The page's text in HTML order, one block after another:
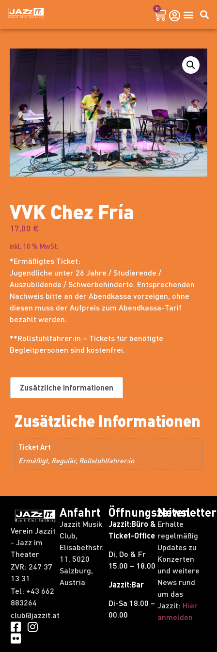
0
VVK Chez Fría
17,00 €
inkl. 10 % MwSt.
*Ermäßigtes Ticket:
Jugendliche unter 26 Jahre / Studierende /
Auszubildende / Schwerbehinderte. Entsprechenden
Nachweis bitte an der Abendkassa vorzeigen, ohne
diesen muss der Aufpreis zum Abendkassa-Tarif
bezahlt werden.
**Rollstuhlfahrer:in – Tickets für benötigte
Begleitpersonen sind kostenfrei.
Zusätzliche Informationen
Zusätzliche Informationen
Ticket Art
Ermäßigt, Regulär, Rollstuhlfahrer:in
Verein Jazzit
- Jazz im
Theater
ZVR: 247 37
13 31​
Tel: +43 662
883264
club@jazzit.at
Anfahrt
Jazzit Musik
Club,
Elisabethstr.
11, 5020
Salzburg,
Austria
Öffnungszeiten
Jazzit:Büro &
Ticket-Office
Di, Do & Fr
15.00 – 18.00
Jazzit:Bar
Di-Sa 18.00 –
00.00
Newsletter
Erhalte
regelmäßig
Updates zu
Konzerten
und weitere
News rund
um das
Jazzit: Hier
anmelden